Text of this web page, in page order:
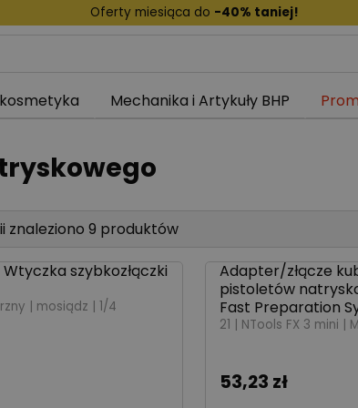
Oferty miesiąca do -40% taniej!
Mechanika i Artykuły BHP
znaleziono 9 produktów
Wtyczka szybkozłączki
| mosiądz | 1/4
250774
Adapter/złącze
pistoletów
Fast Preparation
21 | NTools FX 3 mini |
53,23 zł